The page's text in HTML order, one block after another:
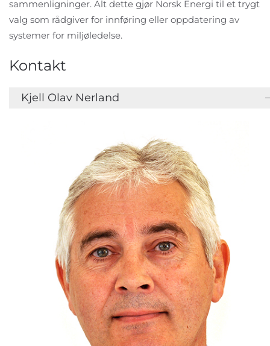
sammenligninger. Alt dette gjør Norsk Energi til et trygt
valg som rådgiver for innføring eller oppdatering av
systemer for miljøledelse.
Kontakt
Kjell Olav Nerland